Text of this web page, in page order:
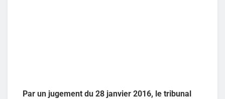
Par un jugement du 28 janvier 2016, le tribunal